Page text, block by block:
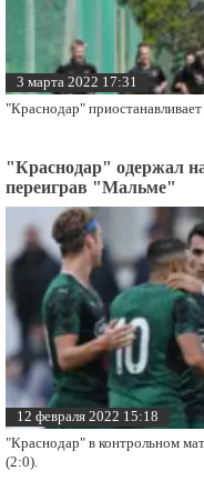
3 марта 2022 17:31
"Краснодар"
"Краснодар" одержал
переиграв "Мальме"
12 февраля 2022 15:18
"Краснодар" в контрольном
(2:0).